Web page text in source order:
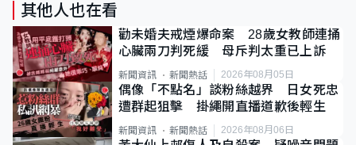
其他人也在看
勸未婚夫戒煙爆命案 28歲女教師連捅
心臟兩刀判死緩 母斥判太重已上訴
新聞資訊 新聞熱話 2026年08月05日
偶像「不點名」談粉絲越界 日女死忠
遭群起狙擊 掛繩開直播道歉後輕生
新聞資訊 新聞熱話 2026年08月06日